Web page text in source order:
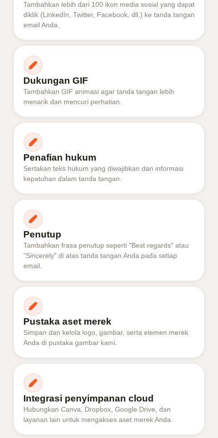
Tambahkan lebih dari 100 ikon media sosial yang dapat
diklik (LinkedIn, Twitter, Facebook, dll.) ke tanda tangan
email Anda.
Dukungan GIF
Tambahkan GIF animasi agar tanda tangan lebih
menarik dan mencuri perhatian.
Penafian hukum
Sertakan teks hukum yang diwajibkan dan informasi
kepatuhan dalam tanda tangan.
Penutup
Tambahkan frasa penutup seperti "Best regards" atau
"Sincerely" di atas tanda tangan Anda pada setiap
email.
Pustaka aset merek
Simpan dan kelola logo, gambar, serta elemen merek
Anda di pustaka gambar kami.
Integrasi penyimpanan cloud
Hubungkan Canva, Dropbox, Google Drive, dan
layanan lain untuk mengakses aset merek Anda.